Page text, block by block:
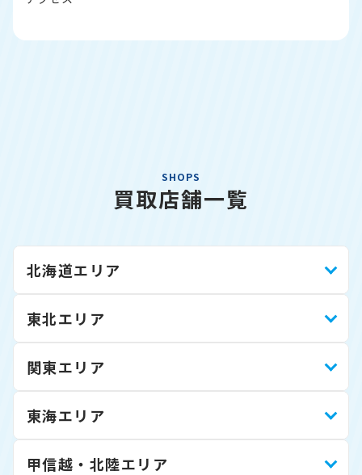
SHOPS
買取店舗一覧
北海道エリア
東北エリア
関東エリア
東海エリア
甲信越・北陸エリア